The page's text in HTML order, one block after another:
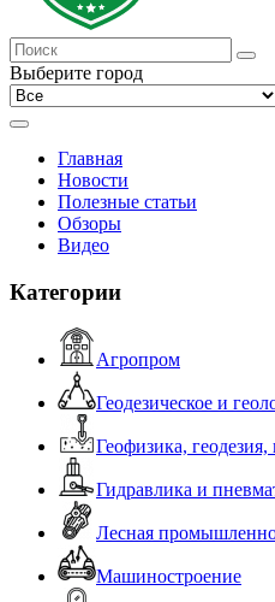
Выберите город
Главная
Новости
Полезные статьи
Обзоры
Видео
Категории
Агропром
Геодезическое и
Геофизика, геодезия,
Гидравлика и
Лесная
Машиностроение